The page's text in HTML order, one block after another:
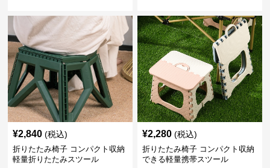
¥2,840 (税込)
折りたたみ椅子 コンパクト収納
軽量折りたたみスツール
¥2,280 (税込)
折りたたみ椅子 コンパクト収納
できる軽量携帯スツール